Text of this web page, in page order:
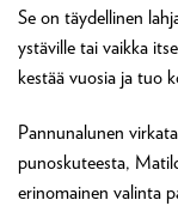
Se on täydellinen
ystäville tai vaikka
kestää vuosia ja tuo
Pannunalunen
punoskuteesta,
erinomainen valinta